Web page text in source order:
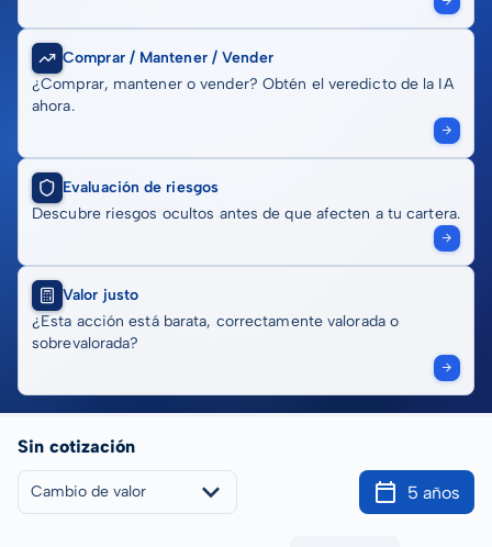
Comprar / Mantener / Vender
¿Comprar, mantener o vender? Obtén el veredicto de la IA
ahora.
Evaluación de riesgos
Descubre riesgos ocultos antes de que afecten a tu cartera.
Valor justo
¿Esta acción está barata, correctamente valorada o
sobrevalorada?
Sin cotización
Cambio de valor 5 años